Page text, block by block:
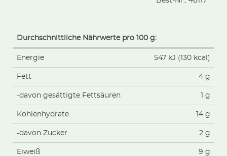
Durchschnittliche Nährwerte pro 100 g:
Energie 547 kJ (130 kcal)
Fett 4 g
-davon gesättigte Fettsäuren 1 g
Kohlenhydrate 14 g
-davon Zucker 2 g
Eiweiß 9 g